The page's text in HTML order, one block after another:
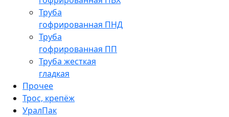
Труба
гофрированная ПНД
Труба
гофрированная ПП
Труба жесткая
гладкая
Прочее
Трос, крепёж
УралПак